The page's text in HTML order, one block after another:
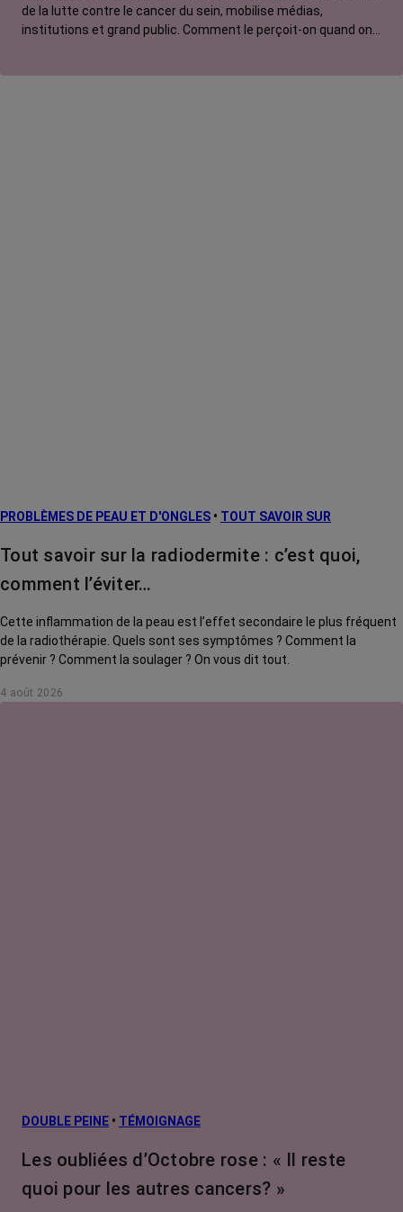
de la lutte contre le cancer du sein, mobilise médias,
institutions et grand public. Comment le perçoit-on quand on
PROBLÈMES DE PEAU ET D'ONGLES • TOUT SAVOIR SUR
Tout savoir sur la radiodermite : c’est quoi,
comment l’éviter…
Cette inflammation de la peau est l’effet secondaire le plus fréquent
de la radiothérapie. Quels sont ses symptômes ? Comment la
prévenir ? Comment la soulager ? On vous dit tout.
4 août 2026
DOUBLE PEINE • TÉMOIGNAGE
Les oubliées d’Octobre rose : « Il reste
quoi pour les autres cancers? »